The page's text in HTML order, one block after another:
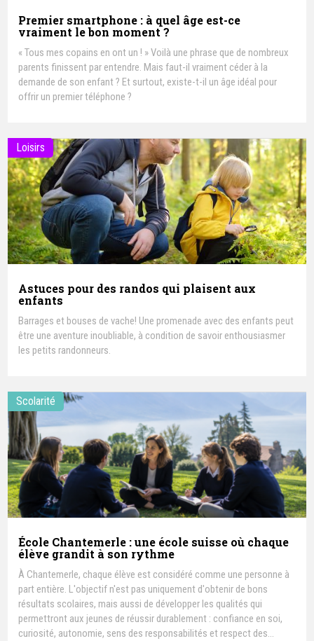
Premier smartphone : à quel âge est-ce
vraiment le bon moment ?
« Tous mes copains en ont un ! » Voilà une phrase que de nombreux
parents finissent par entendre. Mais faut-il vraiment céder à la
demande de son enfant ? Et surtout, existe-t-il un âge idéal pour
offrir un premier téléphone ?
Loisirs
Astuces pour des randos qui plaisent aux
enfants
Barrages et bouses de vache! Une promenade avec des enfants peut
être une aventure inoubliable, à condition de savoir enthousiasmer
les petits randonneurs.
Scolarité
École Chantemerle : une école suisse où chaque
élève grandit à son rythme
À Chantemerle, chaque élève est considéré comme une personne à
part entière. L'objectif n'est pas uniquement d'obtenir de bons
résultats scolaires, mais aussi de développer les qualités qui
permettront aux jeunes de réussir durablement : confiance en soi,
curiosité, autonomie, sens des responsabilités et respect des